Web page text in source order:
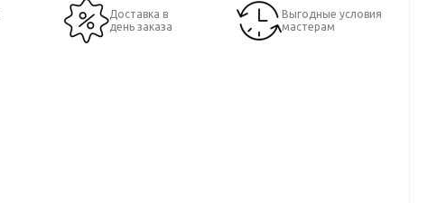
Доставка в
день заказа
Выгодные условия
мастерам